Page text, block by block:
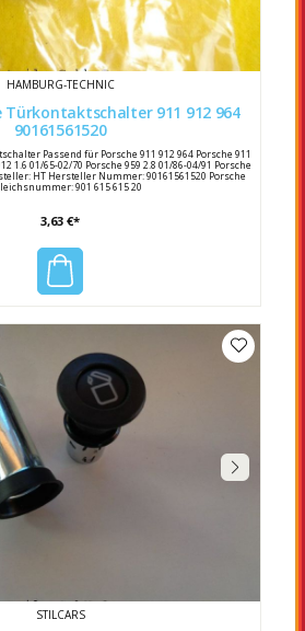
HAMBURG-TECHNIC
90161561520
Passend für Porsche 911 912 964 Porsche 911
1.6 01/65-02/70 Porsche 959 2.8 01/86-04/91 Porsche
HT Hersteller Nummer: 90161561520 Porsche
901 615 615 20
3,63 €*
STILCARS